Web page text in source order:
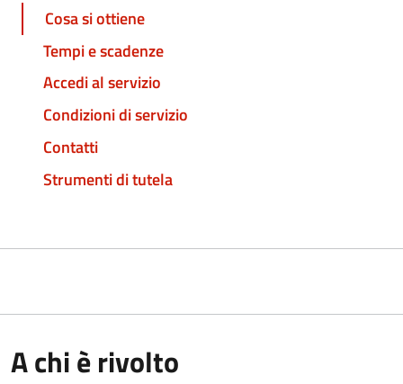
Cosa si ottiene
Tempi e scadenze
Accedi al servizio
Condizioni di servizio
Contatti
Strumenti di tutela
A chi è rivolto